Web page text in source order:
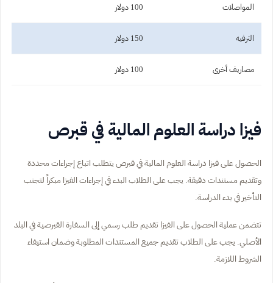
المواصلات 100 دولار
الترفيه 150 دولار
مصاريف أخرى 100 دولار
فيزا دراسة العلوم المالية في قبرص
الحصول على فيزا دراسة العلوم المالية في قبرص يتطلب اتباع إجراءات محددة
وتقديم مستندات دقيقة. يجب على الطلاب البدء في إجراءات الفيزا مبكراً لتجنب
التأخير في بدء الدراسة.
تتضمن عملية الحصول على الفيزا تقديم طلب رسمي إلى السفارة القبرصية في البلد
الأصلي. يجب على الطلاب تقديم جميع المستندات المطلوبة وضمان استيفاء
الشروط اللازمة.